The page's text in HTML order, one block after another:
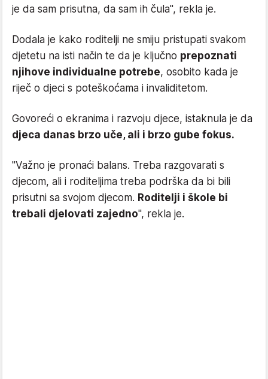
je da sam prisutna, da sam ih čula", rekla je.
Dodala je kako roditelji ne smiju pristupati svakom
djetetu na isti način te da je ključno prepoznati
njihove individualne potrebe, osobito kada je
riječ o djeci s poteškoćama i invaliditetom.
Govoreći o ekranima i razvoju djece, istaknula je da
djeca danas brzo uče, ali i brzo gube fokus.
"Važno je pronaći balans. Treba razgovarati s
djecom, ali i roditeljima treba podrška da bi bili
prisutni sa svojom djecom. Roditelji i škole bi
trebali djelovati zajedno", rekla je.